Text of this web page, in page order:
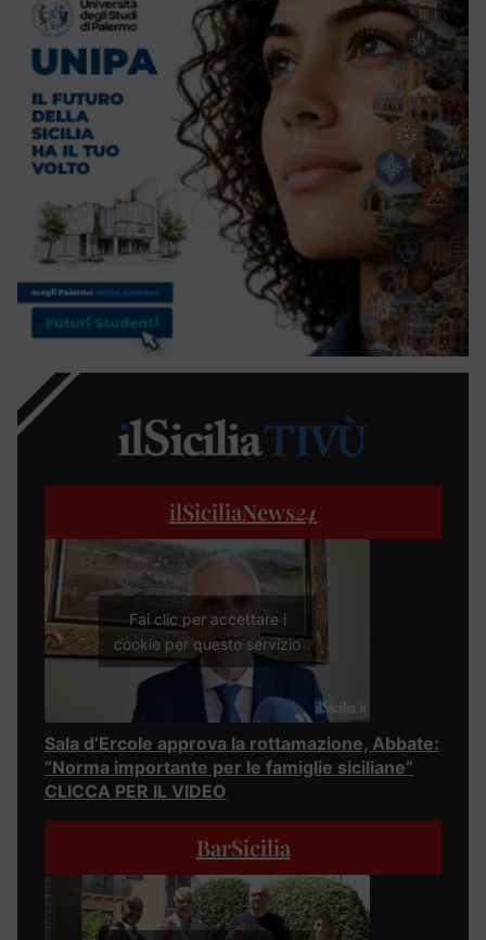
ilSiciliaNews24
Fai clic per accettare i
cookie per questo servizio
Sala d’Ercole approva la rottamazione, Abbate:
“Norma importante per le famiglie siciliane”
CLICCA PER IL VIDEO
BarSicilia